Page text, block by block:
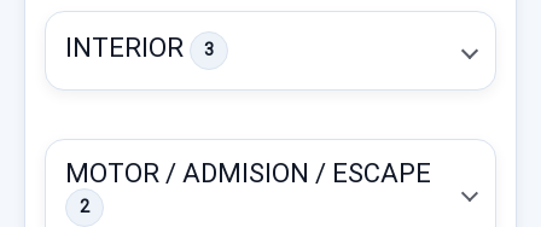
INTERIOR 3
MOTOR / ADMISION / ESCAPE
2